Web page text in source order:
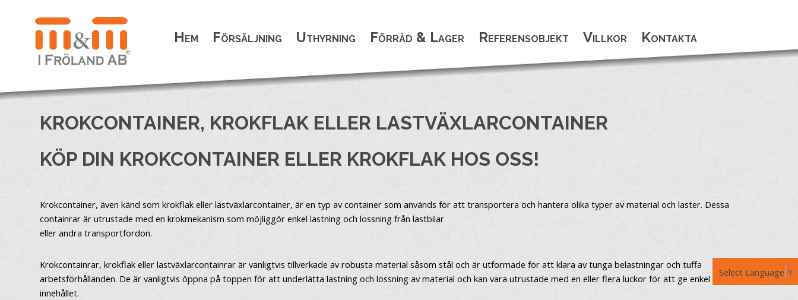
Hem Försäljning Uthyrning Förråd & Lager Referensobjekt Villkor Kontakta
Select Language ▼
KROKCONTAINER, KROKFLAK ELLER LASTVÄXLARCONTAINER
KÖP DIN KROKCONTAINER ELLER KROKFLAK HOS OSS!
Krokcontainer, även känd som krokflak eller lastväxlarcontainer, är en typ av container som används för att transportera och hantera olika typer av material och laster. Dessa
containrar är utrustade med en krokmekanism som möjliggör enkel lastning och lossning från lastbilar
eller andra transportfordon.
Krokcontainrar, krokflak eller lastväxlarcontainrar är vanligtvis tillverkade av robusta material såsom stål och är utformade för att klara av tunga belastningar och tuffa
arbetsförhållanden. De är vanligtvis öppna på toppen för att underlätta lastning och lossning av material och kan vara utrustade med en eller flera luckor för att ge enkel åtkomst till
innehållet.